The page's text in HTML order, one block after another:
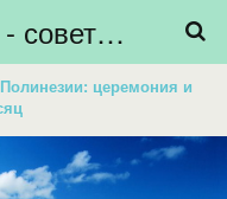
Свадебный блог - советы невестам, подготовка к свадьбе - HiBride
церемония и